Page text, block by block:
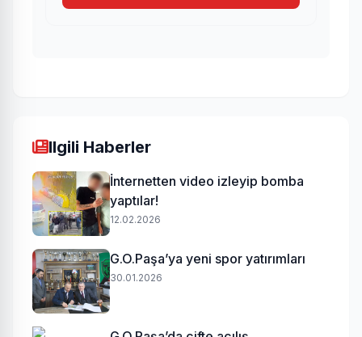
Ilgili Haberler
İnternetten video izleyip bomba
yaptılar!
12.02.2026
G.O.Paşa’ya yeni spor yatırımları
30.01.2026